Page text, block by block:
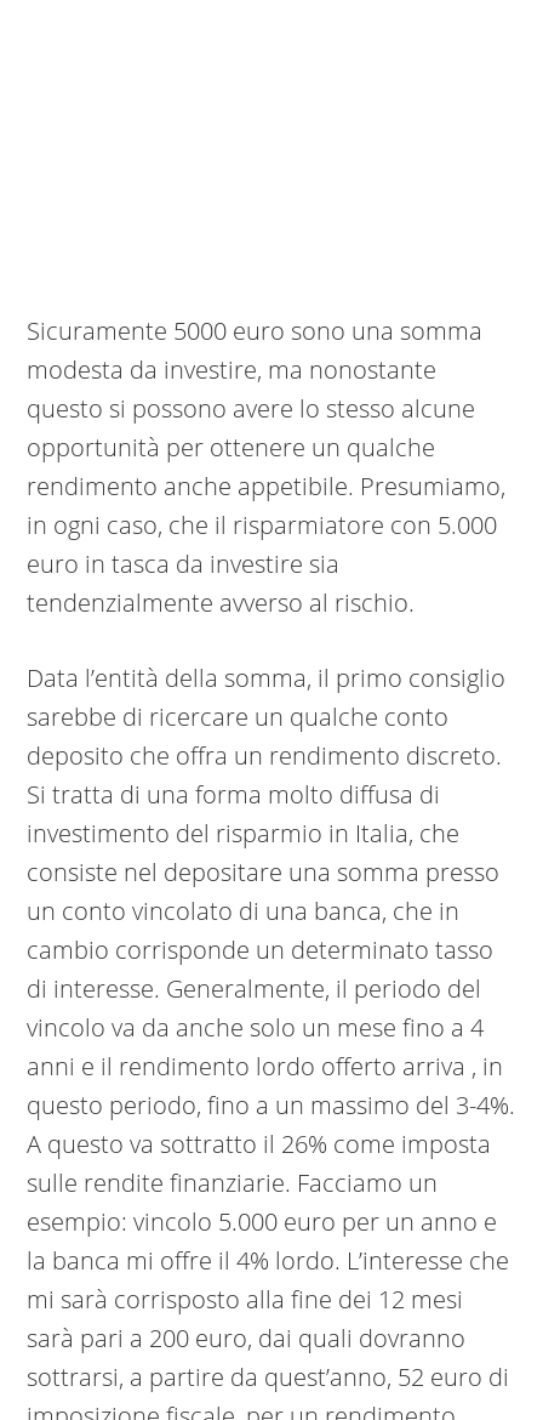
Sicuramente 5000 euro sono una somma
modesta da investire, ma nonostante
questo si possono avere lo stesso alcune
opportunità per ottenere un qualche
rendimento anche appetibile. Presumiamo,
in ogni caso, che il risparmiatore con 5.000
euro in tasca da investire sia
tendenzialmente avverso al rischio.
Data l’entità della somma, il primo consiglio
sarebbe di ricercare un qualche conto
deposito che offra un rendimento discreto.
Si tratta di una forma molto diffusa di
investimento del risparmio in Italia, che
consiste nel depositare una somma presso
un conto vincolato di una banca, che in
cambio corrisponde un determinato tasso
di interesse. Generalmente, il periodo del
vincolo va da anche solo un mese fino a 4
anni e il rendimento lordo offerto arriva , in
questo periodo, fino a un massimo del 3-4%.
A questo va sottratto il 26% come imposta
sulle rendite finanziarie. Facciamo un
esempio: vincolo 5.000 euro per un anno e
la banca mi offre il 4% lordo. L’interesse che
mi sarà corrisposto alla fine dei 12 mesi
sarà pari a 200 euro, dai quali dovranno
sottrarsi, a partire da quest’anno, 52 euro di